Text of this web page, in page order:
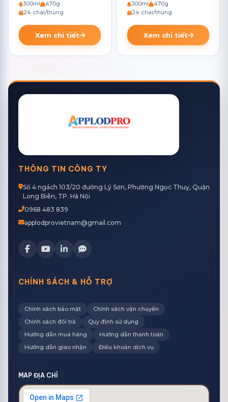
300ml
470g
24 chai/thùng
Xem chi tiết
300ml
470g
24 chai/thùng
Xem chi tiết
THÔNG TIN CÔNG TY
Số 4 ngách 103/20 đường Lý Sơn, Phường Ngọc Thuỵ, Quận
Long Biên, TP. Hà Nội
0968 483 839
applodprovietnam@gmail.com
CHÍNH SÁCH & HỖ TRỢ
Chính sách bảo mật
Chính sách vận chuyển
Chính sách đổi trả
Quy định sử dụng
Hướng dẫn mua hàng
Hướng dẫn thanh toán
Hướng dẫn giao nhận
Điều khoản dịch vụ
MAP ĐỊA CHỈ